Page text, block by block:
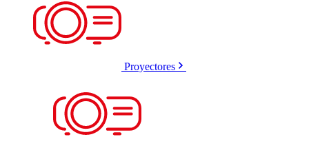
Proyectores